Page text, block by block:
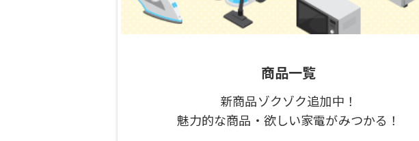
商品一覧
新商品ゾクゾク追加中！
魅力的な商品・欲しい家電がみつかる！